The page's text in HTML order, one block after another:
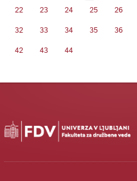
22 23 24 25 26
32 33 34 35 36
42 43 44